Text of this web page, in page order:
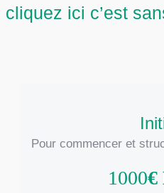
cliquez ici c’est
Pour commencer et
1000€